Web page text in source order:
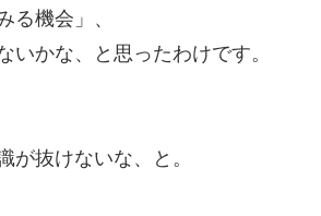
る機会」、
かな、と思ったわけです。
抜けないな、と。